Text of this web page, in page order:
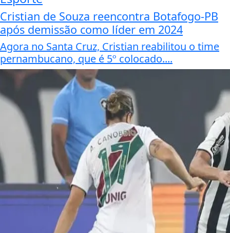
Cristian de Souza reencontra Botafogo-PB
após demissão como líder em 2024
Agora no Santa Cruz, Cristian reabilitou o time
pernambucano, que é 5º colocado....